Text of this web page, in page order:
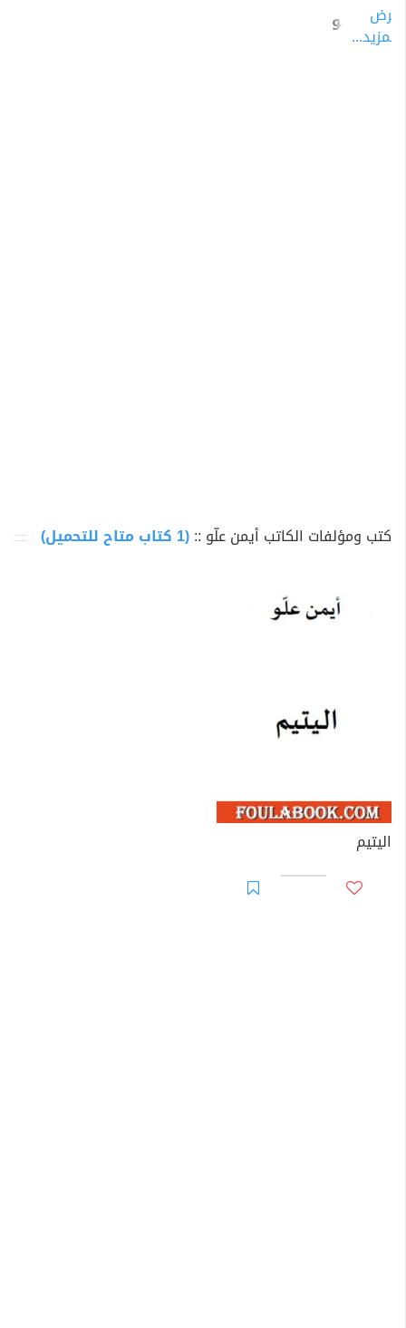
أيمن علّو
عرض
المزيد...
كتب ومؤلفات الكاتب أيمن علّو ::(1 كتاب متاح للتحميل)
اليتيم